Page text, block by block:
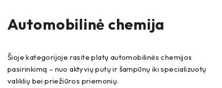
Automobilinė chemija
Šioje kategorijoje rasite platų automobilinės chemijos
pasirinkimą – nuo aktyvių putų ir šampūnų iki specializuotų
valiklių bei priežiūros priemonių.